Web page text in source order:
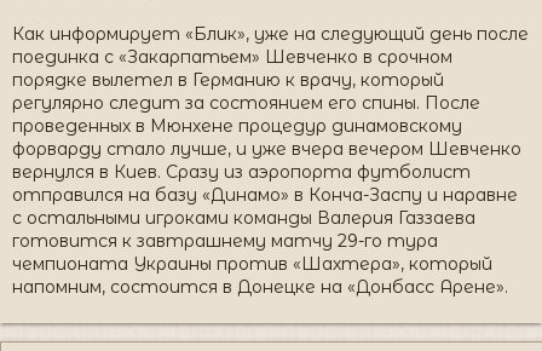
Как информирует «Блик», уже на следующий день после
поединка с «Закарпатьем» Шевченко в срочном
порядке вылетел в Германию к врачу, который
регулярно следит за состоянием его спины. После
проведенных в Мюнхене процедур динамовскому
форварду стало лучше, и уже вчера вечером Шевченко
вернулся в Киев. Сразу из аэропорта футболист
отправился на базу «Динамо» в Конча-Заспу и наравне
с остальными игроками команды Валерия Газзаева
готовится к завтрашнему матчу 29-го тура
чемпионата Украины против «Шахтера», который
напомним, состоится в Донецке на «Донбасс Арене».